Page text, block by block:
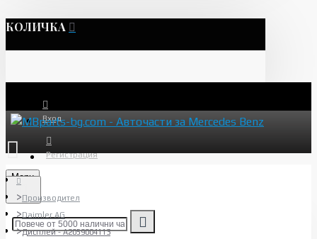
КОЛИЧКА
Вход
Регистрация
Menu
Производител
Daimler AG
Дисплей - A2059004113